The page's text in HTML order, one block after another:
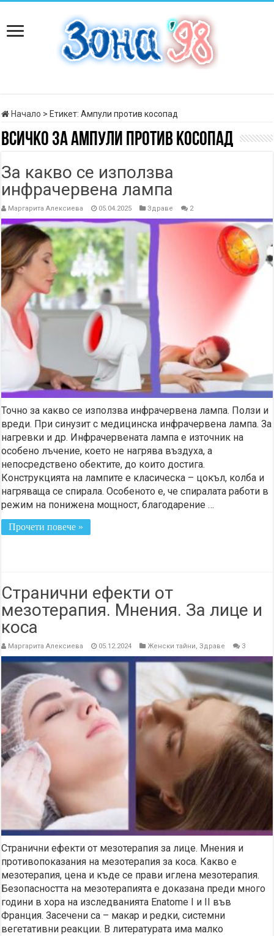
Начало > Етикет:Ампули против косопад
Всичко заАмпули против косопад
За какво се използва
инфрачервена лампа
Маргарита Алексиева 05.04.2025 Здраве 2
Точно за какво се използва инфрачервена лампа. Ползи и
вреди. При синузит с медицинска инфрачервена лампа. За
нагревки и др. Инфрачервената лампа е източник на
особено лъчение, което не нагрява въздуха, а
непосредствено обектите, до които достига.
Конструкцията на лампите е класическа – цокъл, колба и
нагряваща се спирала. Особеното е, че спиралата работи в
режим на понижена мощност, благодарение …
Прочети повече »
Странични ефекти от
мезотерапия. Мнения. За лице и
коса
Маргарита Алексиева 05.12.2024 Женски тайни,Здраве 3
Странични ефекти от мезотерапия за лице. Мнения и
противопоказания на мезотерапия за коса. Какво е
мезотерапия, цена и къде се прави иглена мезотерапия.
Безопасността на мезотерапията е доказана преди много
години в хора на изследванията Enatome I и II във
Франция. Засечени са – макар и редки, системни
вегетативни реакции. В литературата има малко